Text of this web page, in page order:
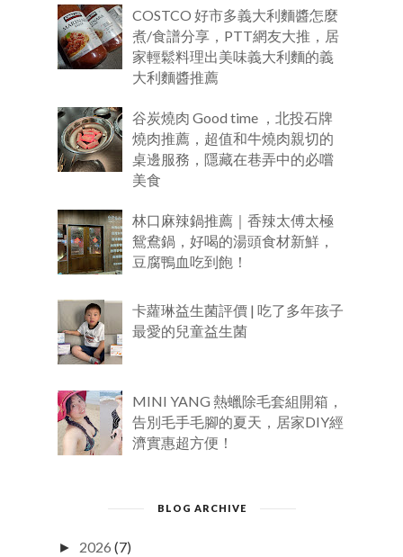
COSTCO 好市多義大利麵醬怎麼
煮/食譜分享，PTT網友大推，居
家輕鬆料理出美味義大利麵的義
大利麵醬推薦
谷炭燒肉 Good time ，北投石牌
燒肉推薦，超值和牛燒肉親切的
桌邊服務，隱藏在巷弄中的必嚐
美食
林口麻辣鍋推薦｜香辣太傅太極
鴛鴦鍋，好喝的湯頭食材新鮮，
豆腐鴨血吃到飽！
卡蘿琳益生菌評價 | 吃了多年孩子
最愛的兒童益生菌
MINI YANG 熱蠟除毛套組開箱，
告別毛手毛腳的夏天，居家DIY經
濟實惠超方便！
BLOG ARCHIVE
► 2026 (7)